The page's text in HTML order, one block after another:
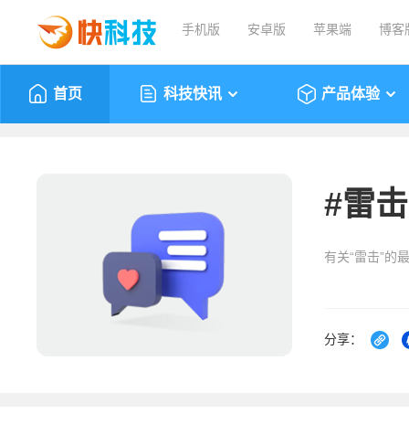
手机版 安卓版 苹果端 博客
首页 科技快讯 产品体验
#雷击
有关“雷击”的
分享：